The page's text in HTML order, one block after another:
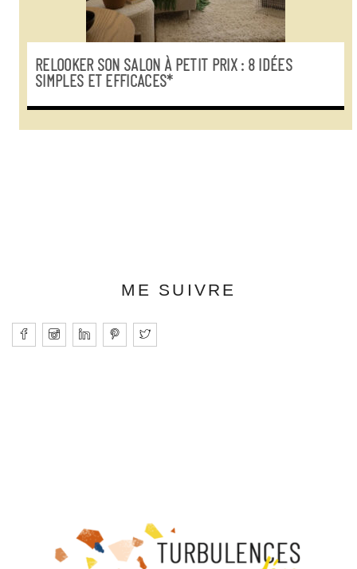
RELOOKER SON SALON À PETIT PRIX : 8 IDÉES
SIMPLES ET EFFICACES*
ME SUIVRE